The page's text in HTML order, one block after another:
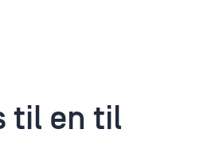
til en til